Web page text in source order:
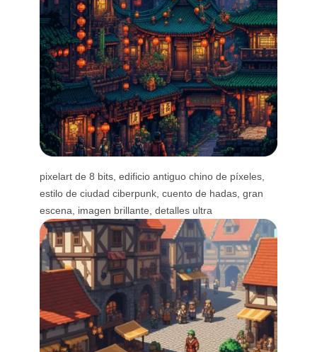
pixelart de 8 bits, edificio antiguo chino de píxeles,
estilo de ciudad ciberpunk, cuento de hadas, gran
escena, imagen brillante, detalles ultra